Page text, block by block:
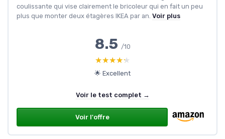
coulissante qui vise clairement le bricoleur qui en fait un peu
plus que monter deux étagères IKEA par an. Voir plus
8.5 /10
★★★★★
★★★★★
🌟 Excellent
Voir le test complet →
Voir l'offre